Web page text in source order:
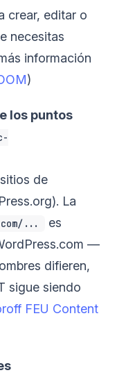
crear, editar o
necesitas
información
)
los puntos
de
La
...
es
—
difieren,
sigue siendo
FEU Content